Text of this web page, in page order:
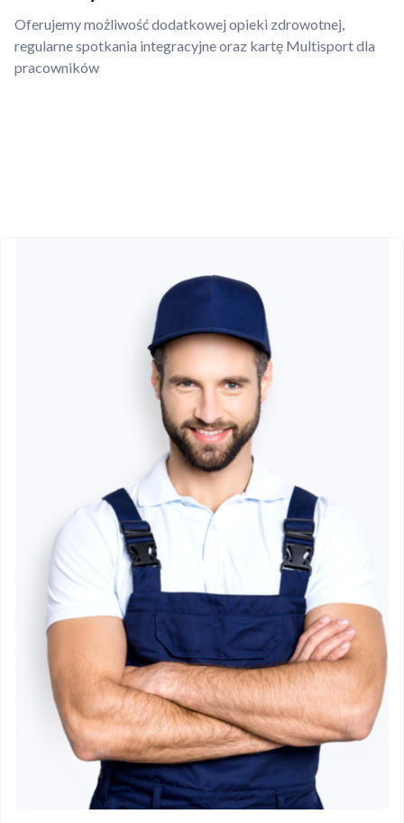
Oferujemy możliwość dodatkowej opieki zdrowotnej,
regularne spotkania integracyjne oraz kartę Multisport dla
pracowników